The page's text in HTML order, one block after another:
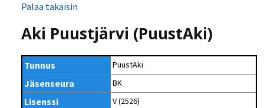
Palaa takaisin
Aki Puustjärvi (PuustAki)
Tunnus PuustAki
Jäsenseura BK
Lisenssi V (2526)